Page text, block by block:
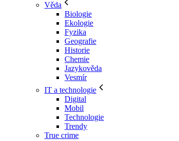
Věda
Biologie
Ekologie
Fyzika
Geografie
Historie
Chemie
Jazykověda
Vesmír
IT a technologie
Digital
Mobil
Technologie
Trendy
True crime